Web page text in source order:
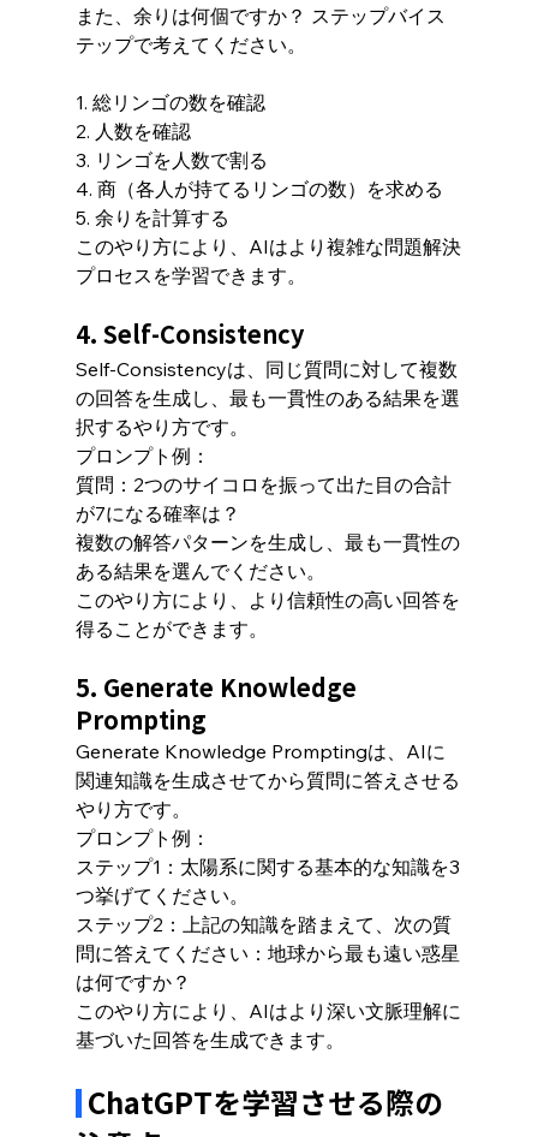
また、余りは何個ですか？ ステップバイス
テップで考えてください。
1. 総リンゴの数を確認
2. 人数を確認
3. リンゴを人数で割る
4. 商（各人が持てるリンゴの数）を求める
5. 余りを計算する
このやり方により、AIはより複雑な問題解決
プロセスを学習できます。
4. Self-Consistency
Self-Consistencyは、同じ質問に対して複数
の回答を生成し、最も一貫性のある結果を選
択するやり方です。
プロンプト例：
質問：2つのサイコロを振って出た目の合計
が7になる確率は？
複数の解答パターンを生成し、最も一貫性の
ある結果を選んでください。
このやり方により、より信頼性の高い回答を
得ることができます。
5. Generate Knowledge
Prompting
Generate Knowledge Promptingは、AIに
関連知識を生成させてから質問に答えさせる
やり方です。
プロンプト例：
ステップ1：太陽系に関する基本的な知識を3
つ挙げてください。
ステップ2：上記の知識を踏まえて、次の質
問に答えてください：地球から最も遠い惑星
は何ですか？
このやり方により、AIはより深い文脈理解に
基づいた回答を生成できます。
ChatGPTを学習させる際の